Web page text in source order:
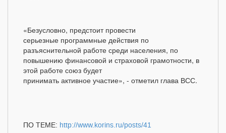
«Безусловно, предстоит провести
серьезные программные действия по
разъяснительной работе среди населения, по
повышению финансовой и страховой грамотности, в
этой работе союз будет
принимать активное участие», - отметил глава ВСС.
ПО ТЕМЕ: http://www.korins.ru/posts/41